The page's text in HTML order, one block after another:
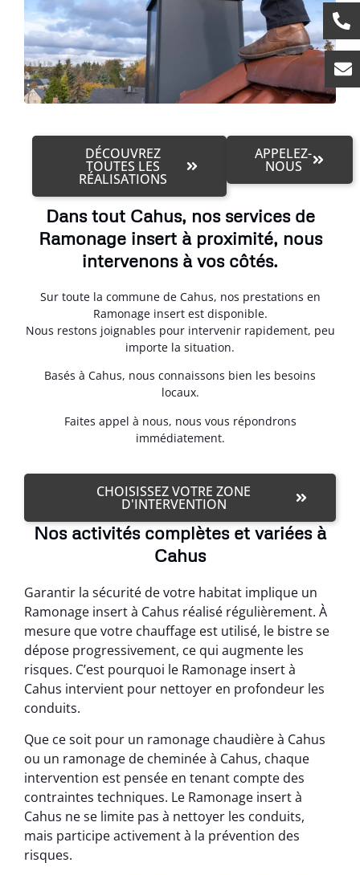
DÉCOUVREZ
TOUTES LES
RÉALISATIONS
APPELEZ-
NOUS
Dans tout Cahus, nos services de
Ramonage insert à proximité, nous
intervenons à vos côtés.
Sur toute la commune de Cahus, nos prestations en
Ramonage insert est disponible.
Nous restons joignables pour intervenir rapidement, peu
importe la situation.
Basés à Cahus, nous connaissons bien les besoins
locaux.
Faites appel à nous, nous vous répondrons
immédiatement.
CHOISISSEZ VOTRE ZONE
D'INTERVENTION
Nos activités complètes et variées à
Cahus
Garantir la sécurité de votre habitat implique un
Ramonage insert à Cahus réalisé régulièrement. À
mesure que votre chauffage est utilisé, le bistre se
dépose progressivement, ce qui augmente les
risques. C’est pourquoi le Ramonage insert à
Cahus intervient pour nettoyer en profondeur les
conduits.
Que ce soit pour un ramonage chaudière à Cahus
ou un ramonage de cheminée à Cahus, chaque
intervention est pensée en tenant compte des
contraintes techniques. Le Ramonage insert à
Cahus ne se limite pas à nettoyer les conduits,
mais participe activement à la prévention des
risques.